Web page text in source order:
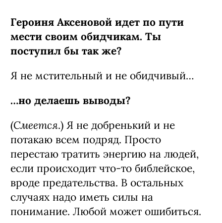
Героиня Аксеновой идет по пути
мести своим обидчикам. Ты
поступил бы так же?
Я не мстительный и не обидчивый…
…но делаешь выводы?
(Смеется.) Я не добренький и не
потакаю всем подряд. Просто
перестаю тратить энергию на людей,
если происходит что-то библейское,
вроде предательства. В остальных
случаях надо иметь силы на
понимание. Любой может ошибиться.